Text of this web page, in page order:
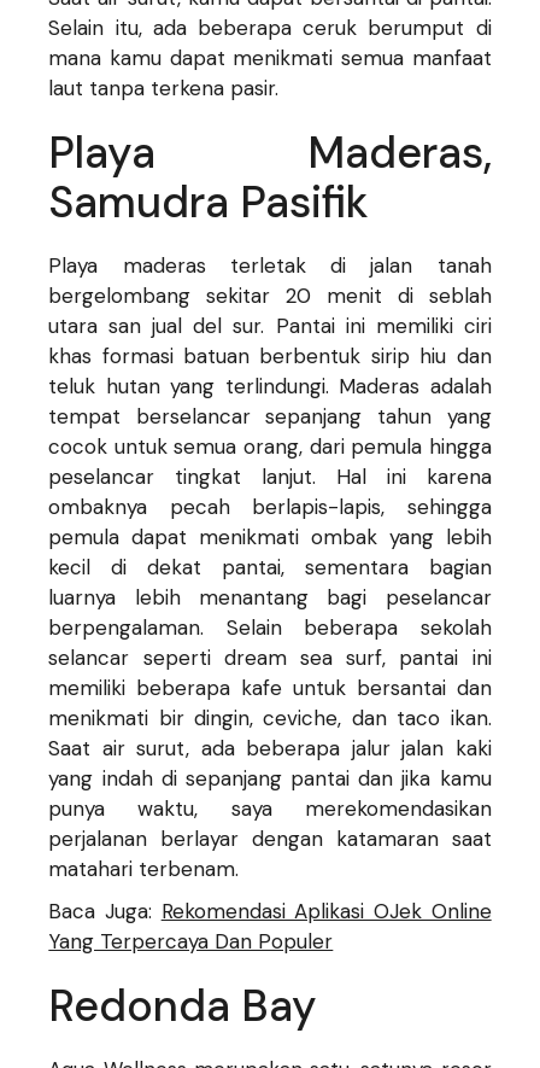
Selain itu, ada beberapa ceruk berumput di
mana kamu dapat menikmati semua manfaat
laut tanpa terkena pasir.
Playa Maderas,
Samudra Pasifik
Playa maderas terletak di jalan tanah
bergelombang sekitar 20 menit di seblah
utara san jual del sur. Pantai ini memiliki ciri
khas formasi batuan berbentuk sirip hiu dan
teluk hutan yang terlindungi. Maderas adalah
tempat berselancar sepanjang tahun yang
cocok untuk semua orang, dari pemula hingga
peselancar tingkat lanjut. Hal ini karena
ombaknya pecah berlapis-lapis, sehingga
pemula dapat menikmati ombak yang lebih
kecil di dekat pantai, sementara bagian
luarnya lebih menantang bagi peselancar
berpengalaman. Selain beberapa sekolah
selancar seperti dream sea surf, pantai ini
memiliki beberapa kafe untuk bersantai dan
menikmati bir dingin, ceviche, dan taco ikan.
Saat air surut, ada beberapa jalur jalan kaki
yang indah di sepanjang pantai dan jika kamu
punya waktu, saya merekomendasikan
perjalanan berlayar dengan katamaran saat
matahari terbenam.
Baca Juga: Rekomendasi Aplikasi OJek Online
Yang Terpercaya Dan Populer
Redonda Bay